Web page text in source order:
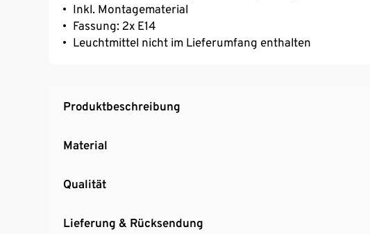
Inkl. Montagematerial
Fassung: 2x E14
Leuchtmittel nicht im Lieferumfang enthalten
Produktbeschreibung
Material
Qualität
Lieferung & Rücksendung